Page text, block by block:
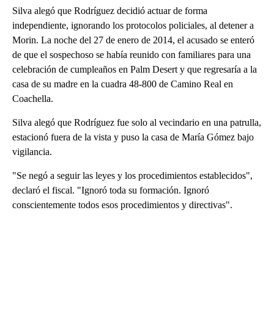
Silva alegó que Rodríguez decidió actuar de forma
independiente, ignorando los protocolos policiales, al detener a
Morin. La noche del 27 de enero de 2014, el acusado se enteró
de que el sospechoso se había reunido con familiares para una
celebración de cumpleaños en Palm Desert y que regresaría a la
casa de su madre en la cuadra 48-800 de Camino Real en
Coachella.
Silva alegó que Rodríguez fue solo al vecindario en una patrulla,
estacionó fuera de la vista y puso la casa de María Gómez bajo
vigilancia.
"Se negó a seguir las leyes y los procedimientos establecidos",
declaró el fiscal. "Ignoró toda su formación. Ignoró
conscientemente todos esos procedimientos y directivas".